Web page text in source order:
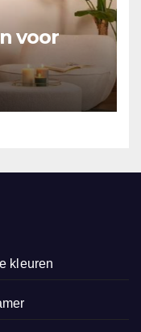
voor
kleuren